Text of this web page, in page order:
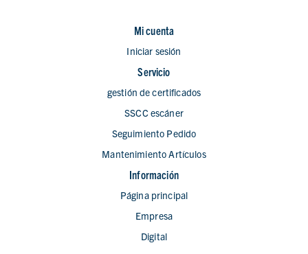
Mi cuenta
Iniciar sesión
Servicio
gestión de certificados
SSCC escáner
Seguimiento Pedido
Mantenimiento Artículos
Información
Página principal
Empresa
Digital